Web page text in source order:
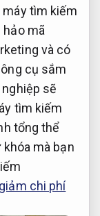
máy tìm kiếm
hảo mã
và có
cụ sắm
sẽ
tìm kiếm
tổng thể
mà bạn
chi phí